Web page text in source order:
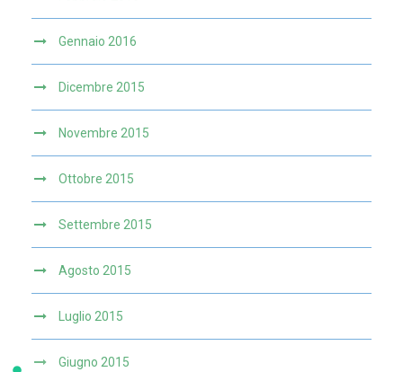
Gennaio 2016
Dicembre 2015
Novembre 2015
Ottobre 2015
Settembre 2015
Agosto 2015
Luglio 2015
Giugno 2015